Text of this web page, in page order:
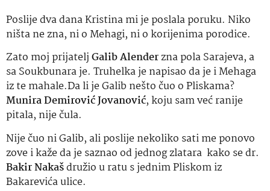
Poslije dva dana Kristina mi je poslala poruku. Niko
ništa ne zna, ni o Mehagi, ni o korijenima porodice.
Zato moj prijateljGalib Alenderzna pola Sarajeva, a
sa Soukbunara je. Truhelka je napisao da je i Mehaga
iz te mahale.Da li je Galib nešto čuo o Pliskama?
Munira Demirović Jovanović, koju sam već ranije
pitala, nije čula.
Nije čuo ni Galib, ali poslije nekoliko sati me ponovo
zove i kaže da je saznao od jednog zlatara kako se dr.
Bakir Nakašdružio u ratu s jednim Pliskom iz
Bakarevića ulice.